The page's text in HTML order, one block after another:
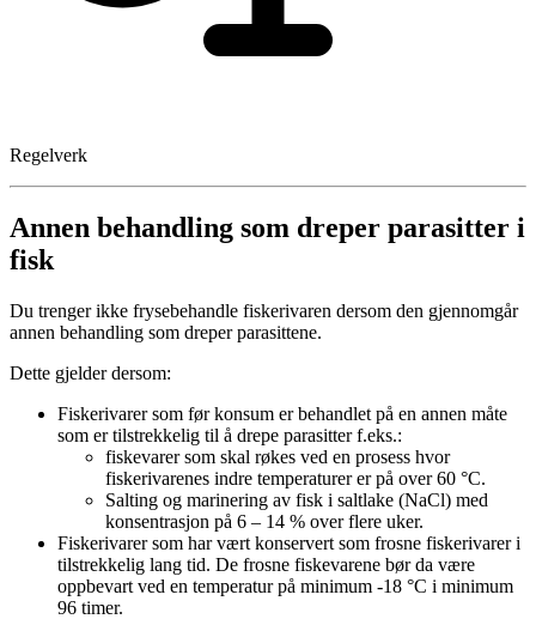
Regelverk
Annen behandling som dreper parasitter i
fisk
Du trenger ikke frysebehandle fiskerivaren dersom den gjennomgår
annen behandling som dreper parasittene.
Dette gjelder dersom:
Fiskerivarer som før konsum er behandlet på en annen måte
som er tilstrekkelig til å drepe parasitter f.eks.:
fiskevarer som skal røkes ved en prosess hvor
fiskerivarenes indre temperaturer er på over 60 °C.
Salting og marinering av fisk i saltlake (NaCl) med
konsentrasjon på 6 – 14 % over flere uker.
Fiskerivarer som har vært konservert som frosne fiskerivarer i
tilstrekkelig lang tid. De frosne fiskevarene bør da være
oppbevart ved en temperatur på minimum -18 °C i minimum
96 timer.